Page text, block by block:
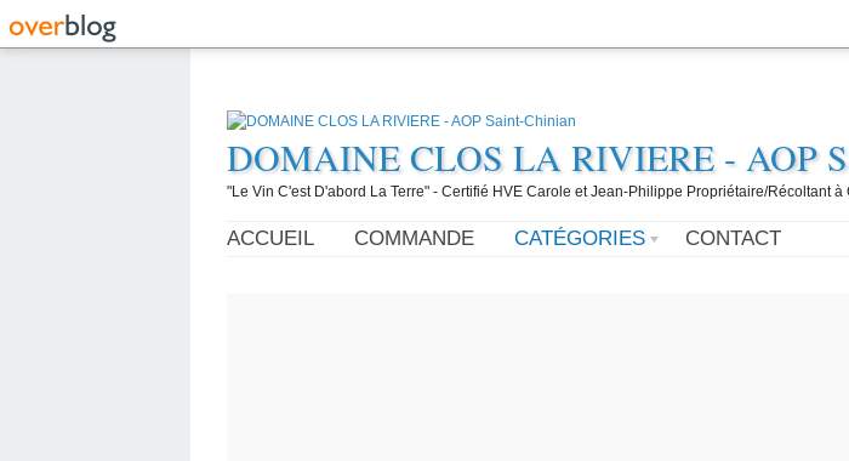
DOMAINE CLOS LA RIVIERE - AOP
"Le Vin C'est D'abord La Terre" - Certifié HVE Carole et Jean-Philippe Propriétaire/Récoltant
ACCUEIL COMMANDE CATÉGORIES CONTACT